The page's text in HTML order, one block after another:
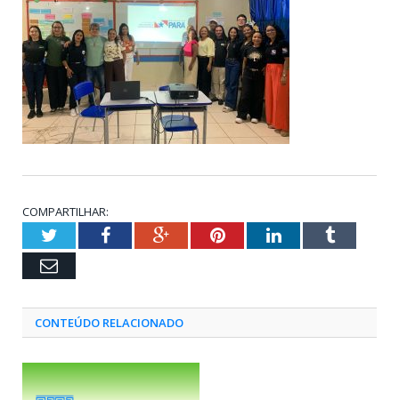
COMPARTILHAR:
TwitterFacebookGoogle+PinterestLinkedInTumblr
Email
CONTEÚDO RELACIONADO